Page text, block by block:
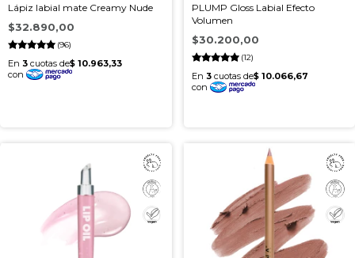
Lápiz labial mate Creamy Nude
(96)
$32.890,00
PLUMP Gloss Labial Efecto
Volumen
(12)
$30.200,00